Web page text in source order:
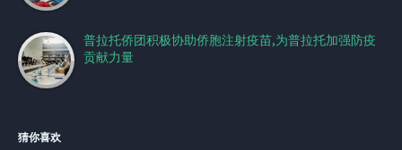
普拉托侨团积极协助侨胞注射疫苗,为普拉托加强防疫
贡献力量
猜你喜欢